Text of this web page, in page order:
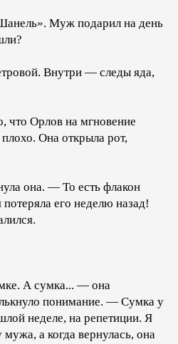
Муж подарил на день
Внутри — следы яда,
что Орлов на мгновение
плохо. Она открыла рот,
она. — То есть флакон
его неделю назад!
А сумка... — она
понимание. — Сумка у
неделе, на репетиции. Я
мужа, а когда вернулась, она